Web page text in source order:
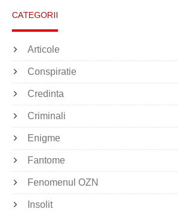
CATEGORII
Articole
Conspiratie
Credinta
Criminali
Enigme
Fantome
Fenomenul OZN
Insolit